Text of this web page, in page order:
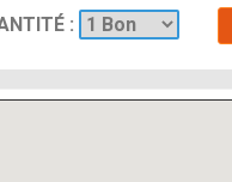
: